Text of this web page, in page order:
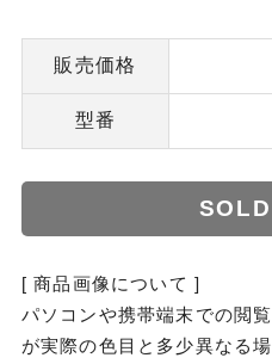
販売価格
型番
[ 商品画像について ]
パソコンや携帯端末での閲
が実際の色目と多少異なる